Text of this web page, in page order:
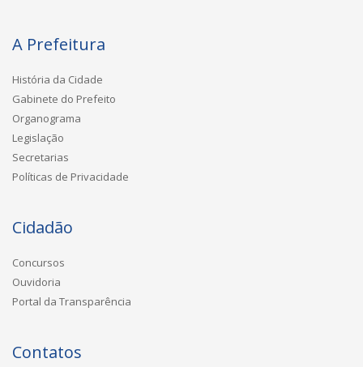
A Prefeitura
História da Cidade
Gabinete do Prefeito
Organograma
Legislação
Secretarias
Políticas de Privacidade
Cidadão
Concursos
Ouvidoria
Portal da Transparência
Contatos